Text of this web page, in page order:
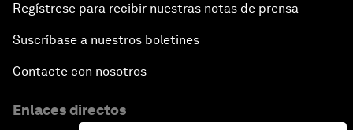
Regístrese para recibir nuestras notas de prensa
Suscríbase a nuestros boletines
Contacte con nosotros
Enlaces directos